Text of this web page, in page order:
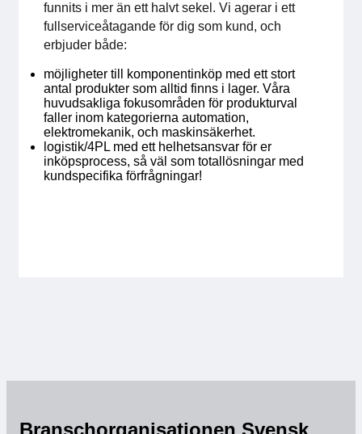
För medlemmar
Handböcker
Direktiv och regler
Fokusgrupper
Våra medlemmar
funnits i mer än ett halvt sekel. Vi agerar i ett
fullserviceåtagande för dig som kund, och
erbjuder både:
möjligheter till komponentinköp med ett stort
antal produkter som alltid finns i lager. Våra
huvudsakliga fokusområden för produkturval
faller inom kategorierna automation,
elektromekanik, och maskinsäkerhet.
logistik/4PL med ett helhetsansvar för er
inköpsprocess, så väl som totallösningar med
kundspecifika förfrågningar!
Branschorganisationen Svensk